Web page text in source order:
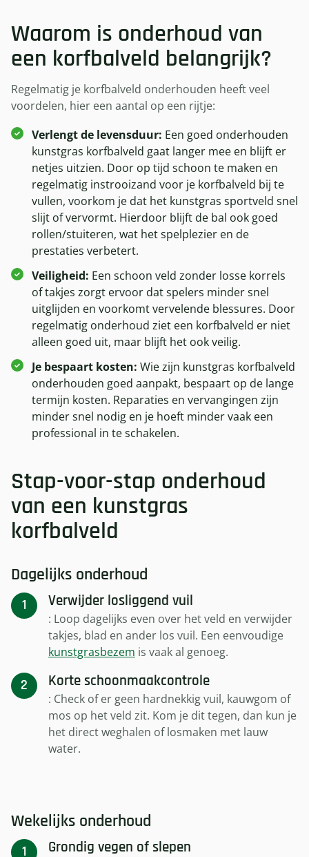
Waarom is onderhoud van
een korfbalveld belangrijk?
Regelmatig je korfbalveld onderhouden heeft veel
voordelen, hier een aantal op een rijtje:
Verlengt de levensduur: Een goed onderhouden
kunstgras korfbalveld gaat langer mee en blijft er
netjes uitzien. Door op tijd schoon te maken en
regelmatig instrooizand voor je korfbalveld bij te
vullen, voorkom je dat het kunstgras sportveld snel
slijt of vervormt. Hierdoor blijft de bal ook goed
rollen/stuiteren, wat het spelplezier en de
prestaties verbetert.
Veiligheid: Een schoon veld zonder losse korrels
of takjes zorgt ervoor dat spelers minder snel
uitglijden en voorkomt vervelende blessures. Door
regelmatig onderhoud ziet een korfbalveld er niet
alleen goed uit, maar blijft het ook veilig.
Je bespaart kosten: Wie zijn kunstgras korfbalveld
onderhouden goed aanpakt, bespaart op de lange
termijn kosten. Reparaties en vervangingen zijn
minder snel nodig en je hoeft minder vaak een
professional in te schakelen.
Stap-voor-stap onderhoud
van een kunstgras
korfbalveld
Dagelijks onderhoud
Verwijder losliggend vuil
: Loop dagelijks even over het veld en verwijder
takjes, blad en ander los vuil. Een eenvoudige
kunstgrasbezem is vaak al genoeg.
Korte schoonmaakcontrole
: Check of er geen hardnekkig vuil, kauwgom of
mos op het veld zit. Kom je dit tegen, dan kun je
het direct weghalen of losmaken met lauw
water.
Wekelijks onderhoud
Grondig vegen of slepen